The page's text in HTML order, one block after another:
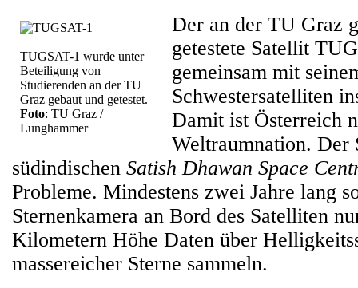
TUGSAT-1 wurde unter
Beteiligung von
Studierenden an der TU
Graz gebaut und getestet.
Foto: TU Graz /
Lunghammer
Der an der TU Graz
getestete Satellit
gemeinsam mit
Schwestersatelliten
Damit ist Österreich
Weltraumnation. Der
südindischen Satish Dhawan Space
Probleme. Mindestens zwei Jahre lang
Sternenkamera an Bord des Satelliten
Kilometern Höhe Daten über
massereicher Sterne sammeln.